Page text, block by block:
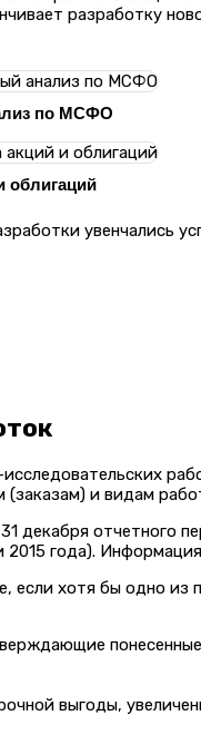
разработку
по МСФО
облигаций
увенчались
(заказам) и видам
декабря отчетного
года).
хотя бы одно из
выгоды,